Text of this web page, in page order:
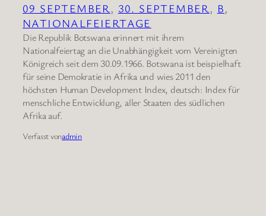
09 SEPTEMBER , 30. SEPTEMBER , B
NATIONALFEIERTAGE
Die Republik Botswana erinnert mit ihrem
Nationalfeiertag an die Unabhängigkeit vom Vereinigten
Königreich seit dem 30.09.1966. Botswana ist beispielhaft
für seine Demokratie in Afrika und wies 2011 den
höchsten Human Development Index, deutsch: Index für
menschliche Entwicklung, aller Staaten des südlichen
Afrika auf.
Verfasst vonadmin